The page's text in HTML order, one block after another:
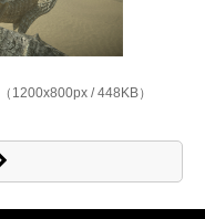
（1200x800px / 448KB）